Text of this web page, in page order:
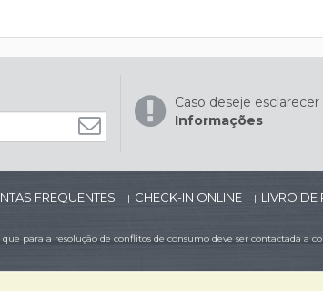
Caso deseje
Informações
FREQUENTES | CHECK-IN ONLINE | LIVRO DE
para a resolução de conflitos de consumo deve ser contactada a